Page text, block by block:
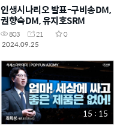
인생시나리오 발표-구비송DM,
권향숙DM, 유지호SRM
803 21
0
2024.09.25
15 : 15